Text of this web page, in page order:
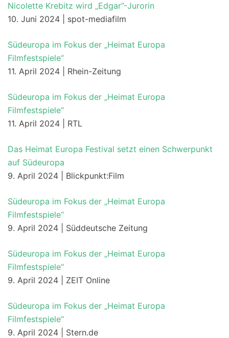
Nicolette Krebitz wird „Edgar”-Jurorin
10. Juni 2024 | spot-mediafilm
Südeuropa im Fokus der „Heimat Europa
Filmfestspiele“
11. April 2024 | Rhein-Zeitung
Südeuropa im Fokus der „Heimat Europa
Filmfestspiele“
11. April 2024 | RTL
Das Heimat Europa Festival setzt einen Schwerpunkt
auf Südeuropa
9. April 2024 | Blickpunkt:Film
Südeuropa im Fokus der „Heimat Europa
Filmfestspiele“
9. April 2024 | Süddeutsche Zeitung
Südeuropa im Fokus der „Heimat Europa
Filmfestspiele“
9. April 2024 | ZEIT Online
Südeuropa im Fokus der „Heimat Europa
Filmfestspiele“
9. April 2024 | Stern.de